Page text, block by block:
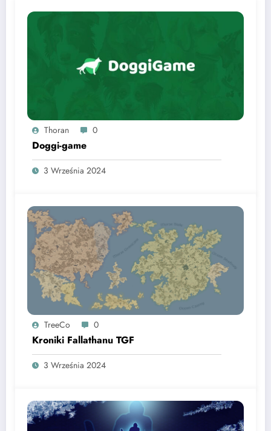
Thoran 0
Doggi-game
3 Września 2024
TreeCo 0
Kroniki Fallathanu TGF
3 Września 2024